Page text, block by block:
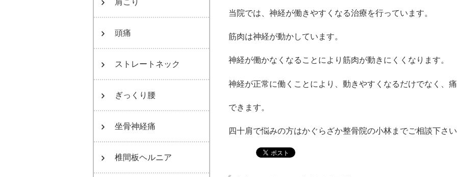
肩こり
頭痛
ストレートネック
ぎっくり腰
坐骨神経痛
椎間板ヘルニア
当院では、神経が働きやすくなる治療を行っています。
筋肉は神経が動かしています。
神経が働かなくなることにより筋肉が動きにくくなります。
神経が正常に働くことにより、動きやすくなるだけでなく、
できます。
四十肩で悩みの方はかぐらざか整骨院の小林までご相談下さ